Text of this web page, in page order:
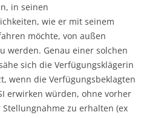
in seinen
wie er mit seinem
möchte, von außen
werden. Genau einer solchen
sich die Verfügungsklägerin
wenn die Verfügungsbeklagten
erwirken würden, ohne vorher
Stellungnahme zu erhalten (ex